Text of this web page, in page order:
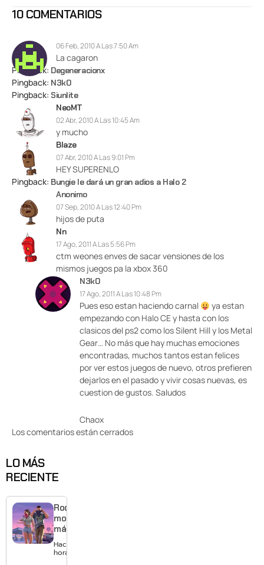
10 COMENTARIOS
06 Feb, 2010 A Las 7:50 Am
La cagaron
Pingback: Degeneracionx
Pingback: N3k0
Pingback: Siunlite
NeoMT
02 Abr, 2010 A Las 10:45 Am
y mucho
Blaze
07 Abr, 2010 A Las 9:01 Pm
HEY SUPERENLO
Pingback: Bungie le dará un gran adios a Halo 2
Anonimo
07 Sep, 2010 A Las 12:40 Pm
hijos de puta
Nn
17 Ago, 2011 A Las 5:56 Pm
ctm weones enves de sacar vensiones de los
mismos juegos pa la xbox 360
N3k0
17 Ago, 2011 A Las 10:48 Pm
Pues eso estan haciendo carnal
ya estan
empezando con Halo CE y hasta con los
clasicos del ps2 como los Silent Hill y los Metal
Gear… No más que hay muchas emociones
encontradas, muchos tantos estan felices
por ver estos juegos de nuevo, otros prefieren
dejarlos en el pasado y vivir cosas nuevas, es
cuestion de gustos. Saludos
Chaox
Los comentarios están cerrados
LO MÁS
RECIENTE
Rockstar
mostrará
más de
GTA 6 en
agosto
Hace 6
horas